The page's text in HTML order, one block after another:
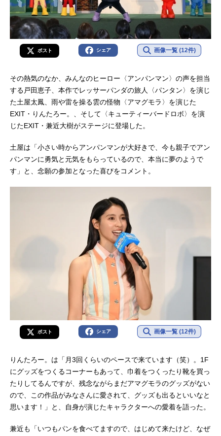
ポスト シェア 画像一覧 (12件)
その熱気のなか、みんなのヒーロー〈アンパンマン〉の声を担当
する戸田恵子、本作でレッサーパンダの旅人〈パンタン〉を演じ
た土屋太鳳、雨や雷を操る雲の怪物〈アマグモラ〉を演じた
EXIT・りんたろー。、そして〈キューティーバードロボ〉を演
じたEXIT・兼近大樹がステージに登場した。
土屋は「小さい時からアンパンマンが大好きで、今も親子でアン
パンマンに勇気と元気をもらっているので、本当に夢のようで
す」と、念願の参加となった喜びをコメント。
ポスト シェア 画像一覧 (12件)
りんたろー。は「月3回くらいのペースで来ています（笑）。1F
にグッズをつくるコーナーもあって、巾着をつくったり靴を買っ
たりしてるんですが、残念ながらまだアマグモラのグッズがない
ので、この作品がみなさんに愛されて、グッズも出るといいなと
思います！」と、自身が演じたキャラクターへの愛着を語った。
兼近も「いつもパンを食べてますので、はじめて来たけど、なぜ